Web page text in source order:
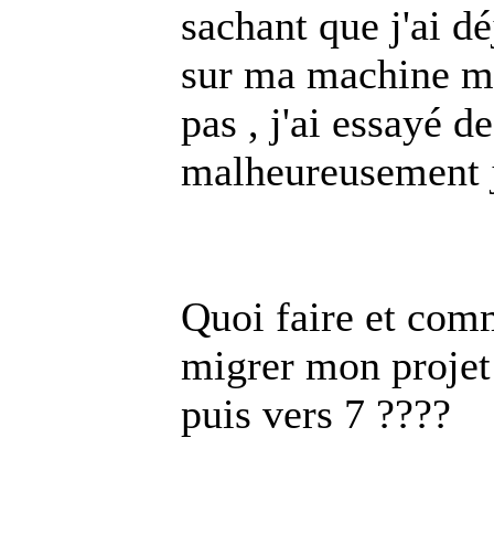
sachant que j'ai
sur ma machine
pas , j'ai essayé
Quoi faire et
migrer mon
puis vers 7 ????